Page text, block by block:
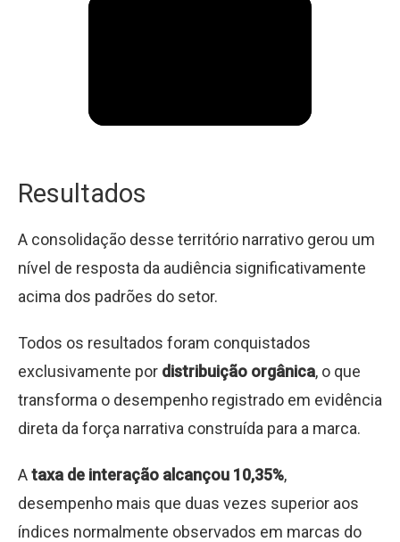
Resultados
A consolidação desse território narrativo gerou um
nível de resposta da audiência significativamente
acima dos padrões do setor.
Todos os resultados foram conquistados
exclusivamente por distribuição orgânica, o que
transforma o desempenho registrado em evidência
direta da força narrativa construída para a marca.
Ataxa de interação alcançou 10,35%,
desempenho mais que duas vezes superior aos
índices normalmente observados em marcas do